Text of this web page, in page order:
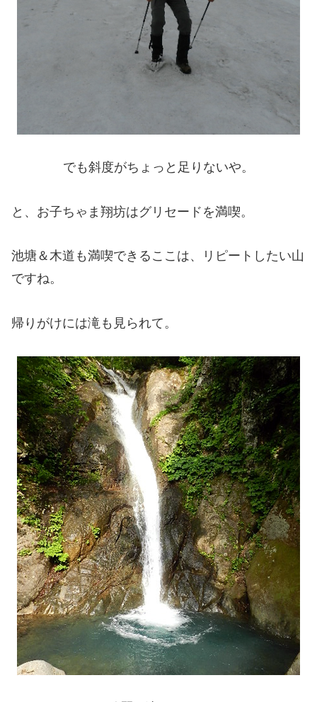
でも斜度がちょっと足りないや。
と、お子ちゃま翔坊はグリセードを満喫。
池塘＆木道も満喫できるここは、リピートしたい山
ですね。
帰りがけには滝も見られて。